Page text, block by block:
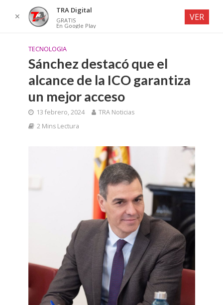
TECNOLOGIA
Sánchez destacó que el
alcance de la ICO garantiza
un mejor acceso
13 febrero, 2024
TRA Noticias
2 Mins Lectura
✕
TRA Digital
GRATIS
En Google Play
VER